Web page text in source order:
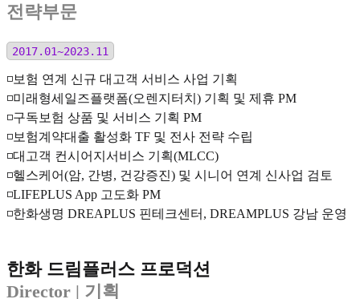
전략부문
2017.01~2023.11
◽️보험 연계 신규 대고객 서비스 사업 기획
◽️미래형세일즈플랫폼(오렌지터치) 기획 및 제휴 PM
◽️구독보험 상품 및 서비스 기획 PM
◽️보험계약대출 활성화 TF 및 전사 전략 수립
◽️대고객 컨시어지서비스 기획(MLCC)
◽️헬스케어(암, 간병, 건강증진) 및 시니어 연계 신사업 검토
◽️LIFEPLUS App 고도화 PM
◽️한화생명 DREAPLUS 핀테크센터, DREAMPLUS 강남 운영
한화 드림플러스 프로덕션
Director | 기획